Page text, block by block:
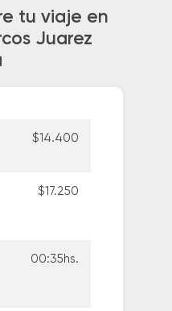
tu viaje en
Juarez
$14.400
$17.250
00:35hs.